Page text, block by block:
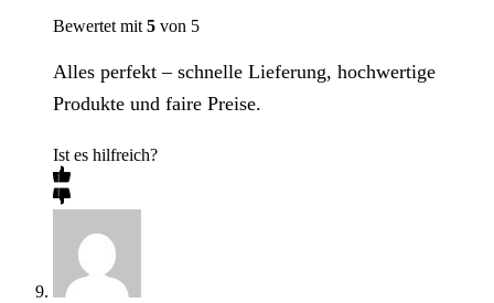
Bewertet mit 5 von 5
Alles perfekt – schnelle Lieferung, hochwertige
Produkte und faire Preise.
Ist es hilfreich?